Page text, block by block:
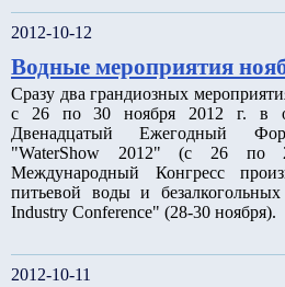
2012-10-12
Водные мероприятия
Сразу два грандиозных
с 26 по 30 ноября 2012 г. в
Двенадцатый Ежегодный
"WaterShow 2012" (с 26 по
Международный Конгресс
питьевой воды и
Industry Conference" (28-30 ноября).
2012-10-11